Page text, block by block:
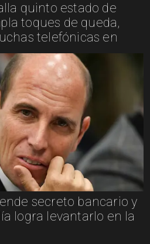
quinto estado de
toques de queda,
telefónicas en
secreto bancario y
logra levantarlo en la